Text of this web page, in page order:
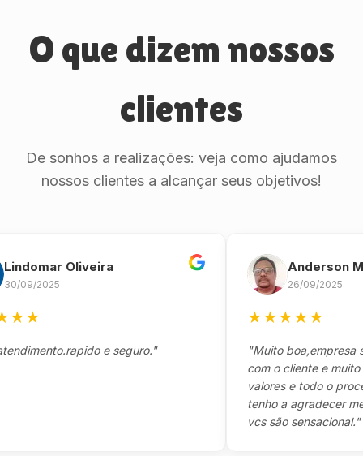
O que dizem nossos
clientes
De sonhos a realizações: veja como ajudamos
nossos clientes a alcançar seus objetivos!
Oliveira
2025
e seguro."
Anderson
26/09/2025
★★★
"Muito boa,empresa séria
com o cliente e muito
valores e todo o processo
tenho a agradecer
vcs são sensacional."